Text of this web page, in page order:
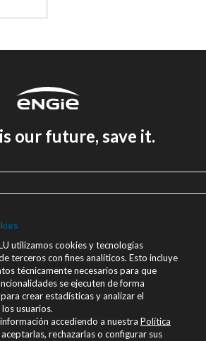
our future, save it.
Aviso legal
Política de Privacidad
Política de cookies
Canal Ético
Únete a nosotros
Blog ENGIE
Sala de Prensa
utilizamos cookies y tecnologías
terceros con fines analíticos. Esto incluye
técnicamente necesarios para que
se ejecuten de forma
crear estadísticas y analizar el
usuarios.
accediendo a nuestra Política
rechazarlas o configurar sus